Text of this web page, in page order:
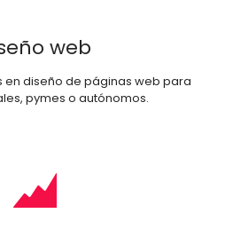
web
en diseño de páginas web para
pymes o autónomos.